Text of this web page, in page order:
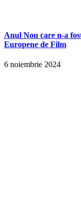
Anul Nou care n-a
Europene de Film
6 noiembrie 2024